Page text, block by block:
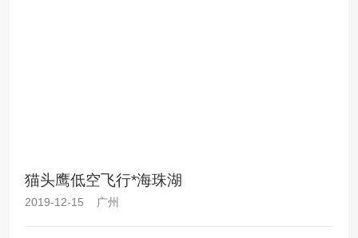
猫头鹰低空飞行*海珠湖
2019-12-15 广州